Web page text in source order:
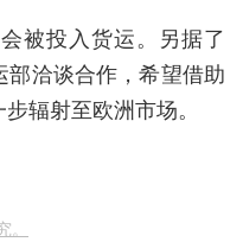
被投入货运。另据了
洽谈合作，希望借助
辐射至欧洲市场。